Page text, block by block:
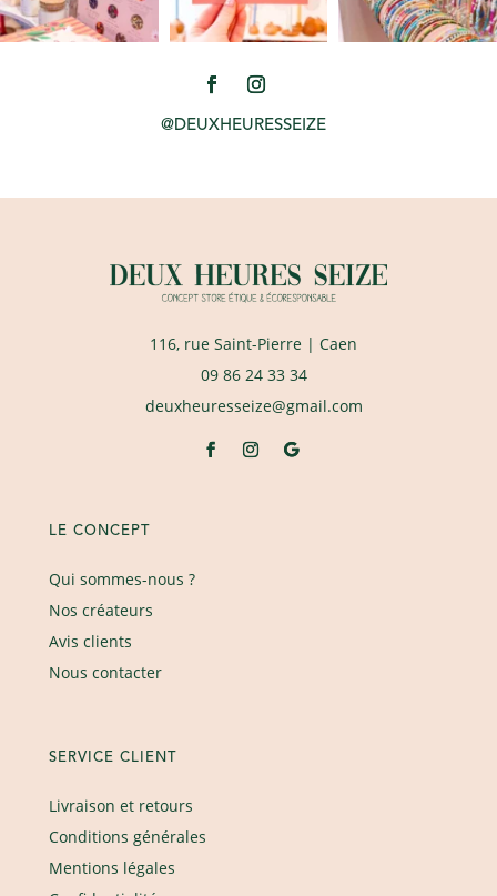
@DEUXHEURESSEIZE
116, rue Saint-Pierre | Caen
09 86 24 33 34
deuxheuresseize@gmail.com
LE CONCEPT
Qui sommes-nous ?
Nos créateurs
Avis clients
Nous contacter
SERVICE CLIENT
Livraison et retours
Conditions générales
Mentions légales